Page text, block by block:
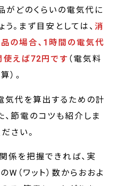
がどのくらいの電気代に
。まず目安としては、消
の場合、1時間の電気代
使えば72円です （電気料
。
気代を算出するための計
、節電のコツも紹介しま
さい。
係を把握できれば、実
（ワット）数からおおよ